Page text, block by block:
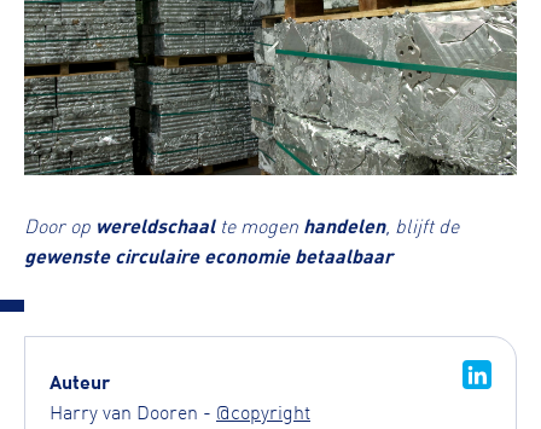
Door op wereldschaalte mogen handelen, blijft de
gewenste circulaire economie betaalbaar
Auteur
Harry van Dooren - @copyright